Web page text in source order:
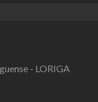
- LORIGA